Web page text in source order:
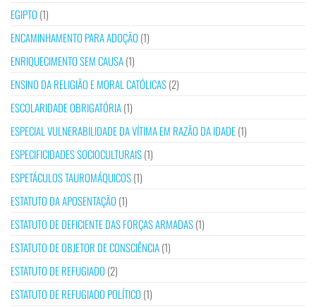
EGIPTO (1)
ENCAMINHAMENTO PARA ADOÇÃO (1)
ENRIQUECIMENTO SEM CAUSA(1)
ENSINO DA RELIGIÃO E MORAL CATÓLICAS(2)
ESCOLARIDADE OBRIGATÓRIA(1)
ESPECIAL VULNERABILIDADE DA VÍTIMA EM RAZÃO DA IDADE(1)
ESPECIFICIDADES SOCIOCULTURAIS(1)
ESPETÁCULOS TAUROMÁQUICOS(1)
ESTATUTO DA APOSENTAÇÃO (1)
ESTATUTO DE DEFICIENTE DAS FORÇAS ARMADAS(1)
ESTATUTO DE OBJETOR DE CONSCIÊNCIA(1)
ESTATUTO DE REFUGIADO (2)
ESTATUTO DE REFUGIADO POLÍTICO (1)